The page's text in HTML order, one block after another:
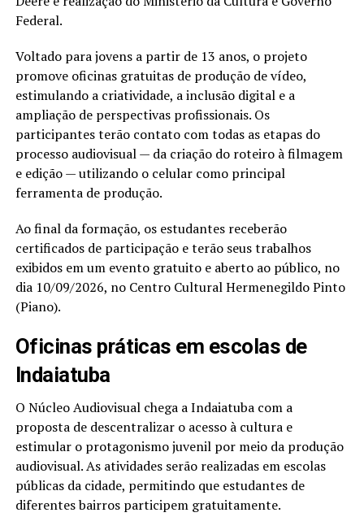
Federal.
Voltado para jovens a partir de 13 anos, o projeto
promove oficinas gratuitas de produção de vídeo,
estimulando a criatividade, a inclusão digital e a
ampliação de perspectivas profissionais. Os
participantes terão contato com todas as etapas do
processo audiovisual — da criação do roteiro à filmagem
e edição — utilizando o celular como principal
ferramenta de produção.
Ao final da formação, os estudantes receberão
certificados de participação e terão seus trabalhos
exibidos em um evento gratuito e aberto ao público, no
dia 10/09/2026, no Centro Cultural Hermenegildo Pinto
(Piano).
Oficinas práticas em escolas de
Indaiatuba
O Núcleo Audiovisual chega a Indaiatuba com a
proposta de descentralizar o acesso à cultura e
estimular o protagonismo juvenil por meio da produção
audiovisual. As atividades serão realizadas em escolas
públicas da cidade, permitindo que estudantes de
diferentes bairros participem gratuitamente.